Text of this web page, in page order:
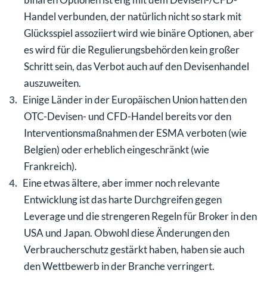
Handel verbunden, der natürlich nicht so stark mit
Glücksspiel assoziiert wird wie binäre Optionen, aber
es wird für die Regulierungsbehörden kein großer
Schritt sein, das Verbot auch auf den Devisenhandel
auszuweiten.
Einige Länder in der Europäischen Union hatten den
OTC-Devisen- und CFD-Handel bereits vor den
Interventionsmaßnahmen der ESMA verboten (wie
Belgien) oder erheblich eingeschränkt (wie
Frankreich).
Eine etwas ältere, aber immer noch relevante
Entwicklung ist das harte Durchgreifen gegen
Leverage und die strengeren Regeln für Broker in den
USA und Japan. Obwohl diese Änderungen den
Verbraucherschutz gestärkt haben, haben sie auch
den Wettbewerb in der Branche verringert.